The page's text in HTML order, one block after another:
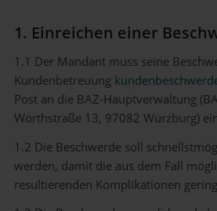
1. Einreichen einer
1.1 Der Mandant muss seine
Kundenbetreuung
Post an die BAZ-Hauptverwaltung
Wörthstraße 13, 97082 Würzburg)
1.2 Die Beschwerde soll
werden, damit die aus dem Fall
resultierenden Komplikationen